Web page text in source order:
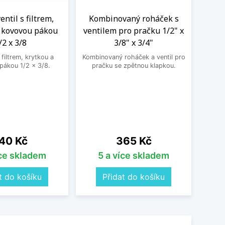
s filtrem,
pákou
x 3/8
filtrem, krytkou a
1/2 x 3/8.
Kč
skladem
do košíku
Kombinovaný roháček s
ventilem pro pračku 1/2" x
3/8" x 3/4"
Kombinovaný roháček a ventil pro
pračku se zpětnou klapkou.
Cena
365 Kč
5 a více skladem
Přidat do košíku